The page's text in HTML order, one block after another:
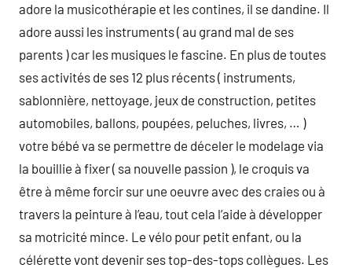
adore la musicothérapie et les contines, il se dandine. Il
adore aussi les instruments ( au grand mal de ses
parents ) car les musiques le fascine. En plus de toutes
ses activités de ses 12 plus récents ( instruments,
sablonnière, nettoyage, jeux de construction, petites
automobiles, ballons, poupées, peluches, livres, … )
votre bébé va se permettre de déceler le modelage via
la bouillie à fixer ( sa nouvelle passion ), le croquis va
être à même forcir sur une oeuvre avec des craies ou à
travers la peinture à l’eau, tout cela l’aide à développer
sa motricité mince. Le vélo pour petit enfant, ou la
célérette vont devenir ses top-des-tops collègues. Les